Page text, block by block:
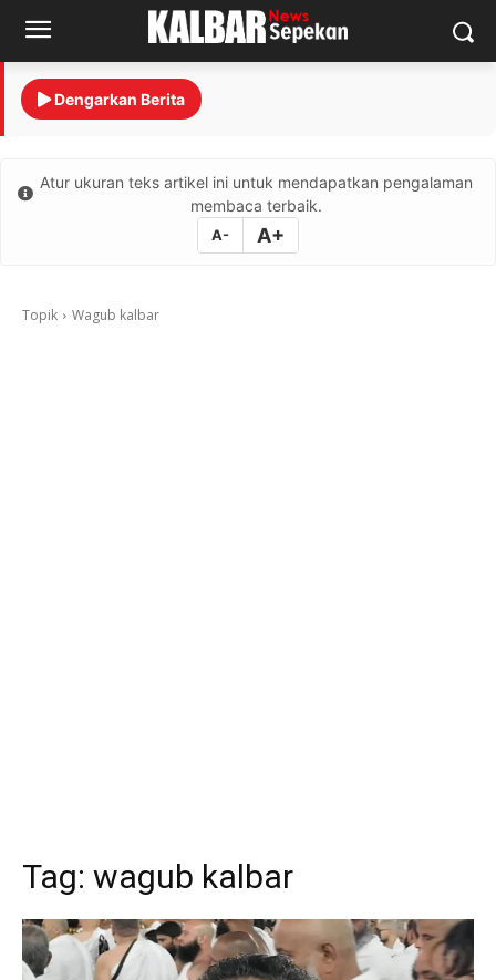
Dengarkan Berita
Atur ukuran teks artikel ini untuk mendapatkan pengalaman
membaca terbaik.
A- A+
Topik Wagub kalbar
Tag: wagub kalbar